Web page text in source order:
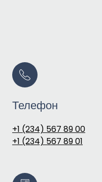
Телефон
+1 (234) 567 89 00
+1 (234) 567 89 01